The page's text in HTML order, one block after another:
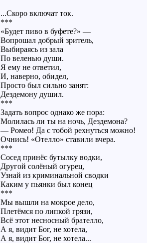
...Скоро включат ток.
***
«Будет пиво в буфете?» —
Вопрошал добрый зритель,
Выбираясь из зала
По веленью души.
Я ему не ответил,
И, наверно, обидел,
Просто был сильно занят:
Дездемону душил.
***
Задать вопрос однако же пора:
Молилась ли ты на ночь, Дездемона?
— Ромео! Да с тобой рехнуться можно!
Очнись! «Отелло» ставили вчера.
***
Сосед принёс бутылку водки,
Другой солёный огурец,
Узнай из криминальной сводки
Каким у пьянки был конец
***
Мы вышли на мокрое дело,
Плетёмся по липкой грязи,
Всё этот несносный брателло,
А я, видит Бог, не хотела,
А я, видит Бог, не хотела...